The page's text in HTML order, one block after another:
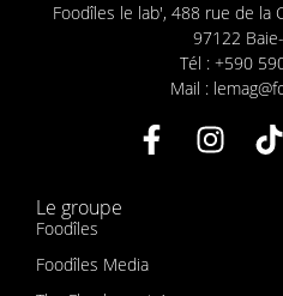
Foodîles le lab', 488 rue de la
97122
Tél : +590
Mail :
Le groupe
Foodîles
Foodîles Media